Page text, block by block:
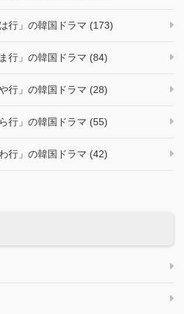
行」の韓国ドラマ (173)
行」の韓国ドラマ (84)
行」の韓国ドラマ (28)
行」の韓国ドラマ (55)
行」の韓国ドラマ (42)